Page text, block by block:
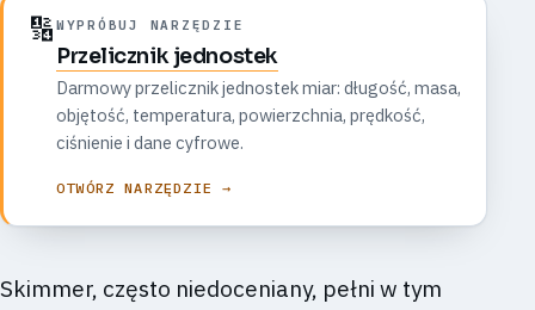
🔢 WYPRÓBUJ NARZĘDZIE
Przelicznik jednostek
Darmowy przelicznik jednostek miar: długość, masa,
objętość, temperatura, powierzchnia, prędkość,
ciśnienie i dane cyfrowe.
OTWÓRZ NARZĘDZIE →
Skimmer, często niedoceniany, pełni w tym